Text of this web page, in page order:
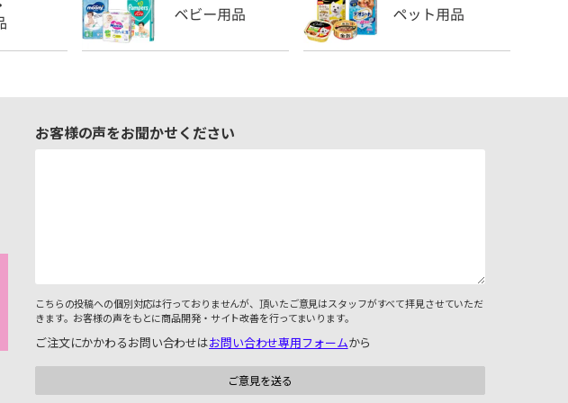
お客様の声をお聞かせください
こちらの投稿への個別対応は行っておりませんが、頂いたご意見はスタッフがすべて拝見させていただ
きます。お客様の声をもとに商品開発・サイト改善を行ってまいります。
ご注文にかかわるお問い合わせはお問い合わせ専用フォームから